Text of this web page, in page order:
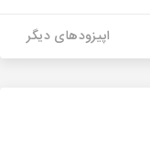
اپیزودهای دیگر